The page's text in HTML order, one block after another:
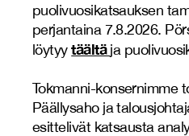
puolivuosikatsauksen
perjantaina 7.8.2026.
löytyytäältäja
Tokmanni-konsernimme
Päällysaho ja
esittelivät katsausta